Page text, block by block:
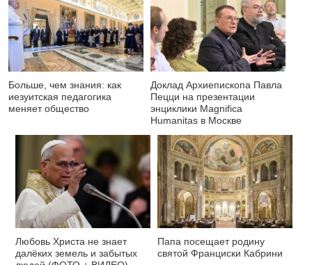
Больше, чем знания: как
иезуитская педагогика
меняет общество
Доклад Архиепископа Павла
Пецци на презентации
энциклики Magnifica
Нumanitas в Москве
Любовь Христа не знает
далёких земель и забытых
Папа посещает родину
святой Франциски Кабрини